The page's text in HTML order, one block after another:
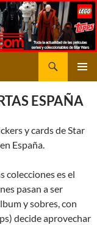
ESPAÑA
y cards de Star
España.
colecciones es el
pasan a ser
y sobres, con
decide aprovechar